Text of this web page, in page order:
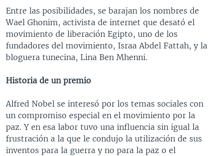
Entre las posibilidades, se barajan los nombres de
Wael Ghonim, activista de internet que desató el
movimiento de liberación Egipto, uno de los
fundadores del movimiento, Israa Abdel Fattah, y la
bloguera tunecina, Lina Ben Mhenni.
Historia de un premio
Alfred Nobel se interesó por los temas sociales con
un compromiso especial en el movimiento por la
paz. Y en esa labor tuvo una influencia sin igual la
frustración a la que le condujo la utilización de sus
inventos para la guerra y no para la paz o el